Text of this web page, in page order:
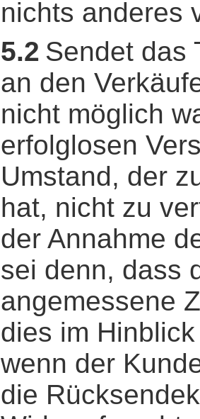
nichts anderes
5.2 Sendet das
an den
nicht möglich
erfolglosen
Umstand, der
hat, nicht zu
der Annahme
sei denn, dass
angemessene
dies im
wenn der
die